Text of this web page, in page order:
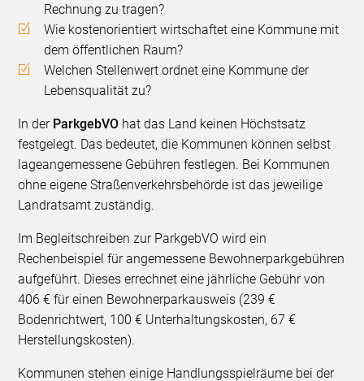
Rechnung zu tragen?
Wie kostenorientiert wirtschaftet eine Kommune mit
dem öffentlichen Raum?
Welchen Stellenwert ordnet eine Kommune der
Lebensqualität zu?
In der ParkgebVO hat das Land keinen Höchstsatz
festgelegt. Das bedeutet, die Kommunen können selbst
lageangemessene Gebühren festlegen. Bei Kommunen
ohne eigene Straßenverkehrsbehörde ist das jeweilige
Landratsamt zuständig.
Im Begleitschreiben zur ParkgebVO wird ein
Rechenbeispiel für angemessene Bewohnerparkgebühren
aufgeführt. Dieses errechnet eine jährliche Gebühr von
406 € für einen Bewohnerparkausweis (239 €
Bodenrichtwert, 100 € Unterhaltungskosten, 67 €
Herstellungskosten).
Kommunen stehen einige Handlungsspielräume bei der